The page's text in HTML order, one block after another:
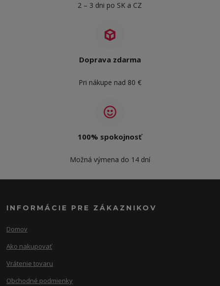
2 – 3 dni po SK a CZ
Doprava zdarma
Pri nákupe nad 80 €
100% spokojnosť
Možná výmena do 14 dní
INFORMÁCIE PRE ZÁKAZNIKOV
Domov
Ako nakupovať
Vrátenie tovaru
Obchodné podmienky